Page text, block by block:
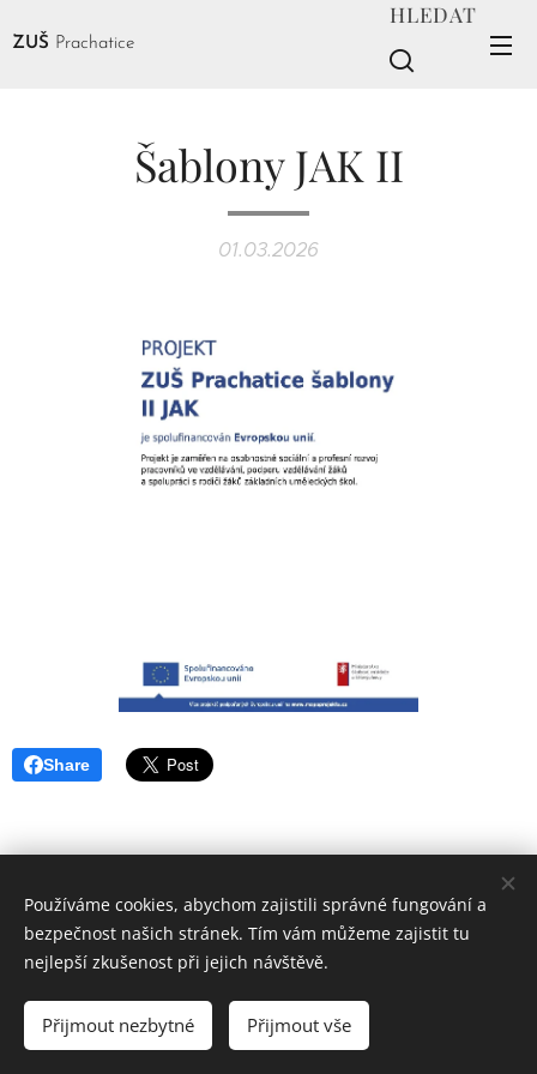
ZUŠ Prachatice
HLEDAT
Šablony JAK II
01.03.2026
Share
ZUŠ PRACHATICE
Vytvořeno službou
Webnode
Používáme cookies, abychom zajistili správné fungování a
bezpečnost našich stránek. Tím vám můžeme zajistit tu
nejlepší zkušenost při jejich návštěvě.
Přijmout nezbytné Přijmout vše